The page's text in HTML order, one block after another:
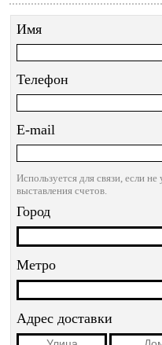
Имя
Телефон
E-mail
Используется для связи, если
выставления счетов.
Город
Метро
Адрес доставки